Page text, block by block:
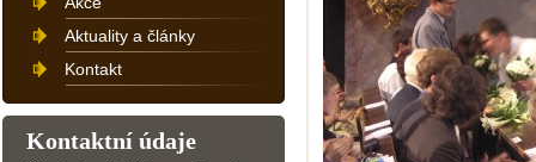
Aktuality a články
Kontakt
Kontaktní údaje